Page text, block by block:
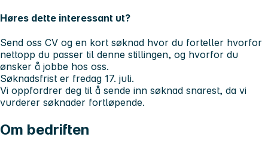
Høres dette interessant ut?
Send oss CV og en kort søknad hvor du forteller hvorfor
nettopp du passer til denne stillingen, og hvorfor du
ønsker å jobbe hos oss.
Søknadsfrist er fredag 17. juli.
Vi oppfordrer deg til å sende inn søknad snarest, da vi
vurderer søknader fortløpende.
Om bedriften